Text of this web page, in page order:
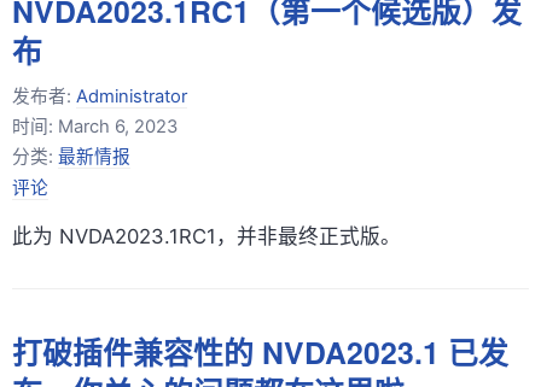
NVDA2023.1RC1（第一个候选版）发
布
发布者: Administrator
时间: March 6, 2023
分类: 最新情报
评论
此为 NVDA2023.1RC1，并非最终正式版。
打破插件兼容性的 NVDA2023.1 已发